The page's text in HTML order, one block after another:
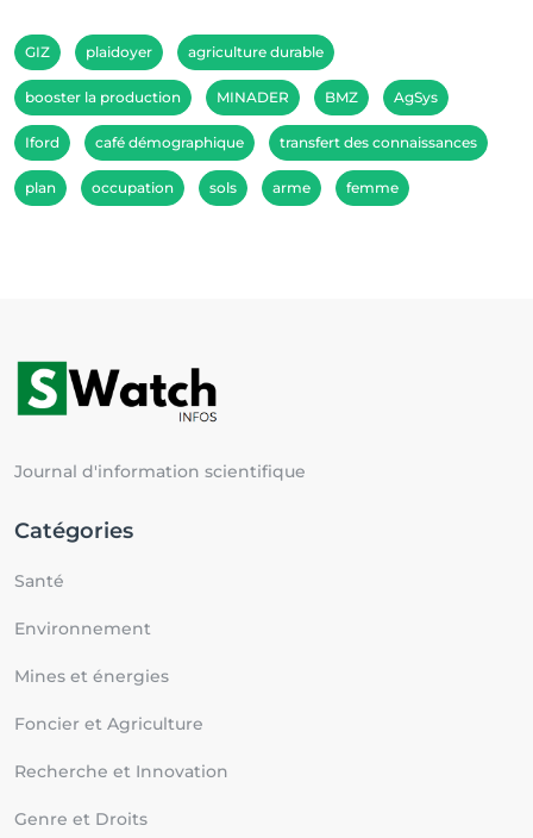
GIZ plaidoyer agriculture durable
booster la production MINADER BMZ AgSys
Iford café démographique transfert des connaissances
plan occupation sols arme femme
Journal d'information scientifique
Catégories
Santé
Environnement
Mines et énergies
Foncier et Agriculture
Recherche et Innovation
Genre et Droits